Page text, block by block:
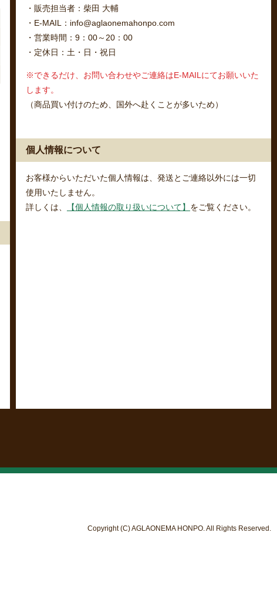
・販売担当者：柴田 大輔
・E-MAIL：info@aglaonemahonpo.com
・営業時間：9：00～20：00
・定休日：土・日・祝日
※できるだけ、お問い合わせやご連絡はE-MAILにてお願いいた
します。
（商品買い付けのため、国外へ赴くことが多いため）
個人情報について
お客様からいただいた個人情報は、発送とご連絡以外には一切
使用いたしません。
詳しくは、
【個人情報の取り扱いについて】 をご覧ください。
Copyright (C) AGLAONEMA HONPO. All Rights Reserved.